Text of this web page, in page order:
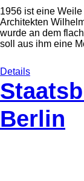
1956 ist eine
Architekten
wurde an dem
soll aus ihm eine
Details
Berlin